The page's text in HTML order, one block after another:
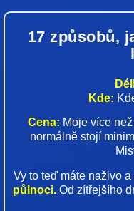
17 způsobů,
Kde:
Cena: Moje více
normálně stojí
Vy to teď máte naživo a
půlnoci. Od zítřejšího